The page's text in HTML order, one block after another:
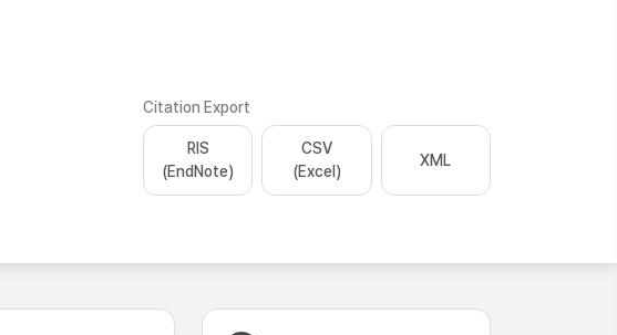
Citation Export
RIS
(EndNote)
CSV
(Excel)
XML